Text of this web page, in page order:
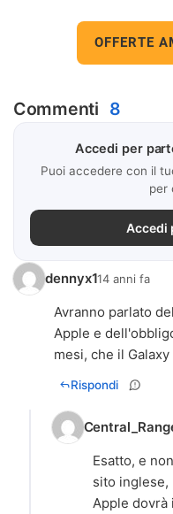
OFFERTE
Commenti 8
Accedi per
Puoi accedere con il
per
Accedi
dennyx114 anni fa
Avranno parlato
Apple e
mesi, che il
Rispondi
Esatto, e
sito inglese,
Apple